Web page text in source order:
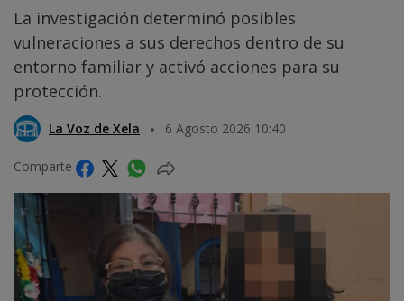
La investigación determinó posibles
vulneraciones a sus derechos dentro de su
entorno familiar y activó acciones para su
protección.
La Voz de Xela 6 Agosto 2026 10:40
Comparte